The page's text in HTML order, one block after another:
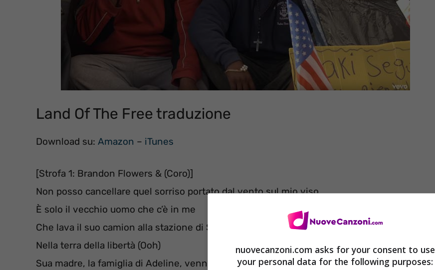
Land Of The Free traduzione
Download su: Amazon – iTunes
[Strofa 1: Brandon Flowers & (Coro)]
Non posso cancellare quel sorriso portato dal vento sul mio viso
È solo il vecchio uomo che c’è in me
Che lava il suo camion alla stazione di Sinclair
Nella terra della libertà (Ooh)
Sua madre, la famiglia di Adeline, venne a bordo di una nave
nuovecanzoni.com asks for your consent to use
your personal data for the following purposes: